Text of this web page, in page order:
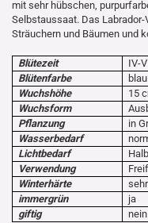
mit sehr hübschen,
Selbstaussaat. Das
Sträuchern und Bäumen und
Blütezeit
IV-V
Blütenfarbe
blau
Wuchshöhe
15
Wuchsform
Pflanzung
in
Wasserbedarf
Lichtbedarf
Verwendung
Winterhärte
immergrün
ja
giftig
nein